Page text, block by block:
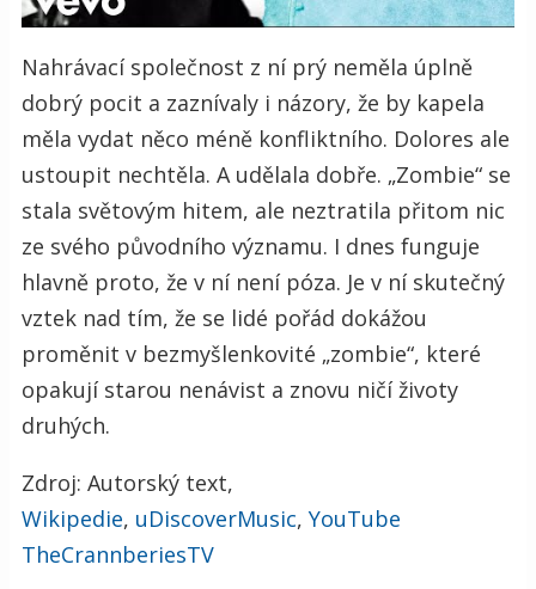
Nahrávací společnost z ní prý neměla úplně
dobrý pocit a zaznívaly i názory, že by kapela
měla vydat něco méně konfliktního. Dolores ale
ustoupit nechtěla. A udělala dobře. „Zombie“ se
stala světovým hitem, ale neztratila přitom nic
ze svého původního významu. I dnes funguje
hlavně proto, že v ní není póza. Je v ní skutečný
vztek nad tím, že se lidé pořád dokážou
proměnit v bezmyšlenkovité „zombie“, které
opakují starou nenávist a znovu ničí životy
druhých.
Zdroj: Autorský text,
Wikipedie, uDiscoverMusic, YouTube
TheCrannberiesTV